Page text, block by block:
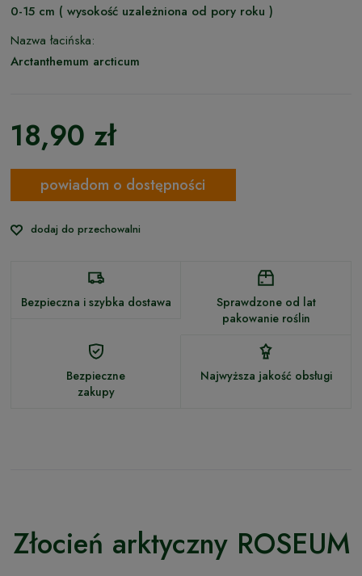
0-15 cm ( wysokość uzależniona od pory roku )
Nazwa łacińska:
Arctanthemum arcticum
18,90 zł
powiadom o dostępności
dodaj do przechowalni
Bezpieczna i szybka dostawa
Sprawdzone od lat
pakowanie roślin
Bezpieczne
zakupy
Najwyższa jakość obsługi
Złocień arktyczny ROSEUM